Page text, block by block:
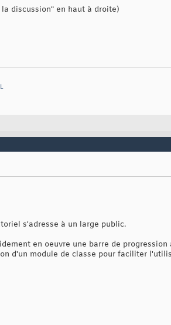
discussion" en haut à droite)
s'adresse à un large public.
en oeuvre une barre de
d'un module de classe pour faciliter